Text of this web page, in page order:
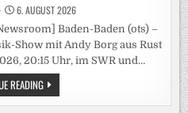
6. AUGUST 2026
Baden-Baden (ots) –
Show mit Andy Borg aus Rust
20:15 Uhr, im SWR und…
READINGMUSIK
UND
GUTE